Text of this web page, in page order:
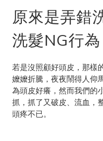
原來是弄錯
洗髮NG行為
若是沒照顧好頭皮，那樣
嬤嬤折騰，夜夜鬧得人仰
為頭皮好癢，然而我們的
抓，抓了又破皮、流血，
頭疼不已。